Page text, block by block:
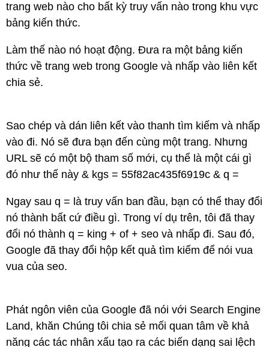
trang web nào cho bất kỳ truy vấn nào trong khu vực
bảng kiến ​​thức.
Làm thế nào nó hoạt động. Đưa ra một bảng kiến ​​
thức về trang web trong Google và nhấp vào liên kết
chia sẻ.
Sao chép và dán liên kết vào thanh tìm kiếm và nhấp
vào đi. Nó sẽ đưa bạn đến cùng một trang. Nhưng
URL sẽ có một bộ tham số mới, cụ thể là một cái gì
đó như thế này & kgs = 55f82ac435f6919c & q =
Ngay sau q = là truy vấn ban đầu, bạn có thể thay đổi
nó thành bất cứ điều gì. Trong ví dụ trên, tôi đã thay
đổi nó thành q = king + of + seo và nhấp đi. Sau đó,
Google đã thay đổi hộp kết quả tìm kiếm để nói vua
vua của seo.
Phát ngôn viên của Google đã nói với Search Engine
Land, khăn Chúng tôi chia sẻ mối quan tâm về khả
năng các tác nhân xấu tạo ra các biến dạng sai lệch